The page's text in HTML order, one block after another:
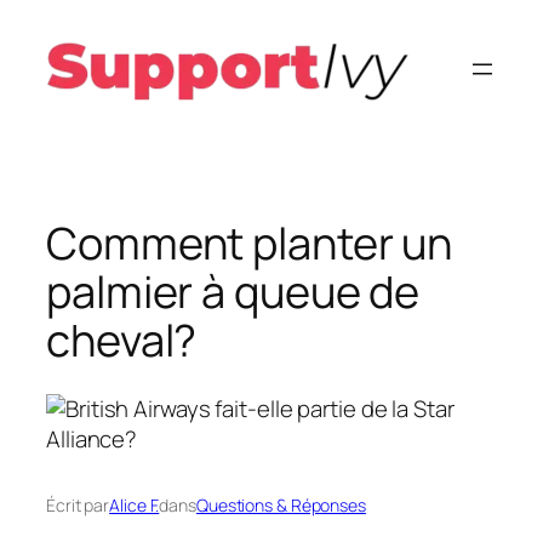
contenu
Comment planter un
palmier à queue de
cheval?
Écrit parAlice F.dansQuestions & Réponses